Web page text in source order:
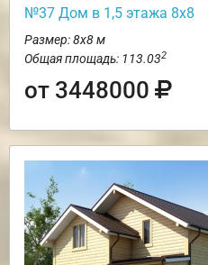
№37 Дом в 1,5 этажа 8х8
Размер: 8х8 м
Общая площадь: 113.032
от 3448000